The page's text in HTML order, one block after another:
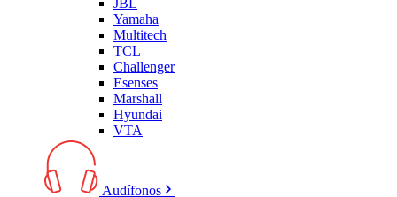
Yamaha
Multitech
TCL
Challenger
Esenses
Marshall
Hyundai
VTA
Audífonos